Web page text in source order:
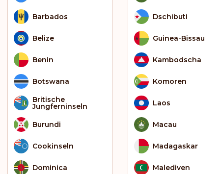
Barbados
Belize
Benin
Botswana
Britische
Jungferninseln
Burundi
Cookinseln
Dominica
Dschibuti
Guinea-Bissau
Kambodscha
Komoren
Laos
Macau
Madagaskar
Malediven